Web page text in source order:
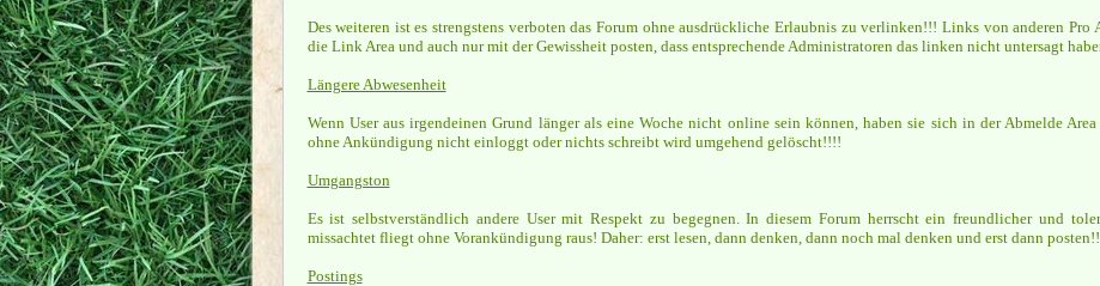
Des weiteren ist es strengstens verboten das Forum ohne ausdrückliche Erlaubnis zu verlinken!!! Links von anderen Pro
die Link Area und auch nur mit der Gewissheit posten, dass entsprechende Administratoren das linken nicht untersagt
Längere Abwesenheit
Wenn User aus irgendeinen Grund länger als eine Woche nicht online sein können, haben sie sich in der Abmelde
ohne Ankündigung nicht einloggt oder nichts schreibt wird umgehend gelöscht!!!!
Umgangston
Es ist selbstverständlich andere User mit Respekt zu begegnen. In diesem Forum herrscht ein freundlicher und
missachtet fliegt ohne Vorankündigung raus! Daher: erst lesen, dann denken, dann noch mal denken und erst dann
Postings